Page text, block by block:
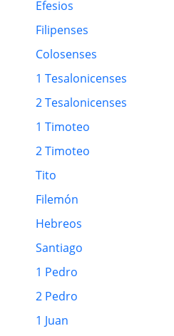
Efesios
Filipenses
Colosenses
1 Tesalonicenses
2 Tesalonicenses
1 Timoteo
2 Timoteo
Tito
Filemón
Hebreos
Santiago
1 Pedro
2 Pedro
1 Juan